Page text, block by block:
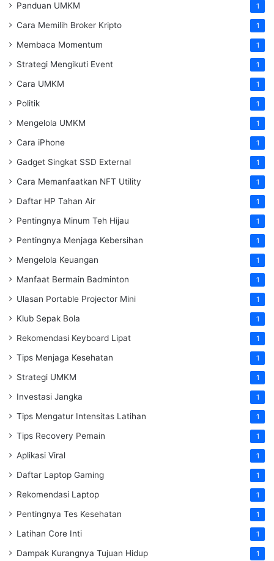
Panduan UMKM 1
Cara Memilih Broker Kripto 1
Membaca Momentum 1
Strategi Mengikuti Event 1
Cara UMKM 1
Politik 1
Mengelola UMKM 1
Cara iPhone 1
Gadget Singkat SSD External 1
Cara Memanfaatkan NFT Utility 1
Daftar HP Tahan Air 1
Pentingnya Minum Teh Hijau 1
Pentingnya Menjaga Kebersihan 1
Mengelola Keuangan 1
Manfaat Bermain Badminton 1
Ulasan Portable Projector Mini 1
Klub Sepak Bola 1
Rekomendasi Keyboard Lipat 1
Tips Menjaga Kesehatan 1
Strategi UMKM 1
Investasi Jangka 1
Tips Mengatur Intensitas Latihan 1
Tips Recovery Pemain 1
Aplikasi Viral 1
Daftar Laptop Gaming 1
Rekomendasi Laptop 1
Pentingnya Tes Kesehatan 1
Latihan Core Inti 1
Dampak Kurangnya Tujuan Hidup 1